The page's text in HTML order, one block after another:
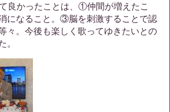
良かったことは、①仲間が増えたこ
になること。③脳を刺激することで認
々。今後も楽しく歌ってゆきたいとの
。